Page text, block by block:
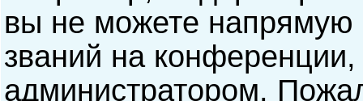
вы не можете напрямую
званий на
администратором.